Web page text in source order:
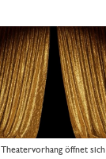
Theatervorhang öffnet sich